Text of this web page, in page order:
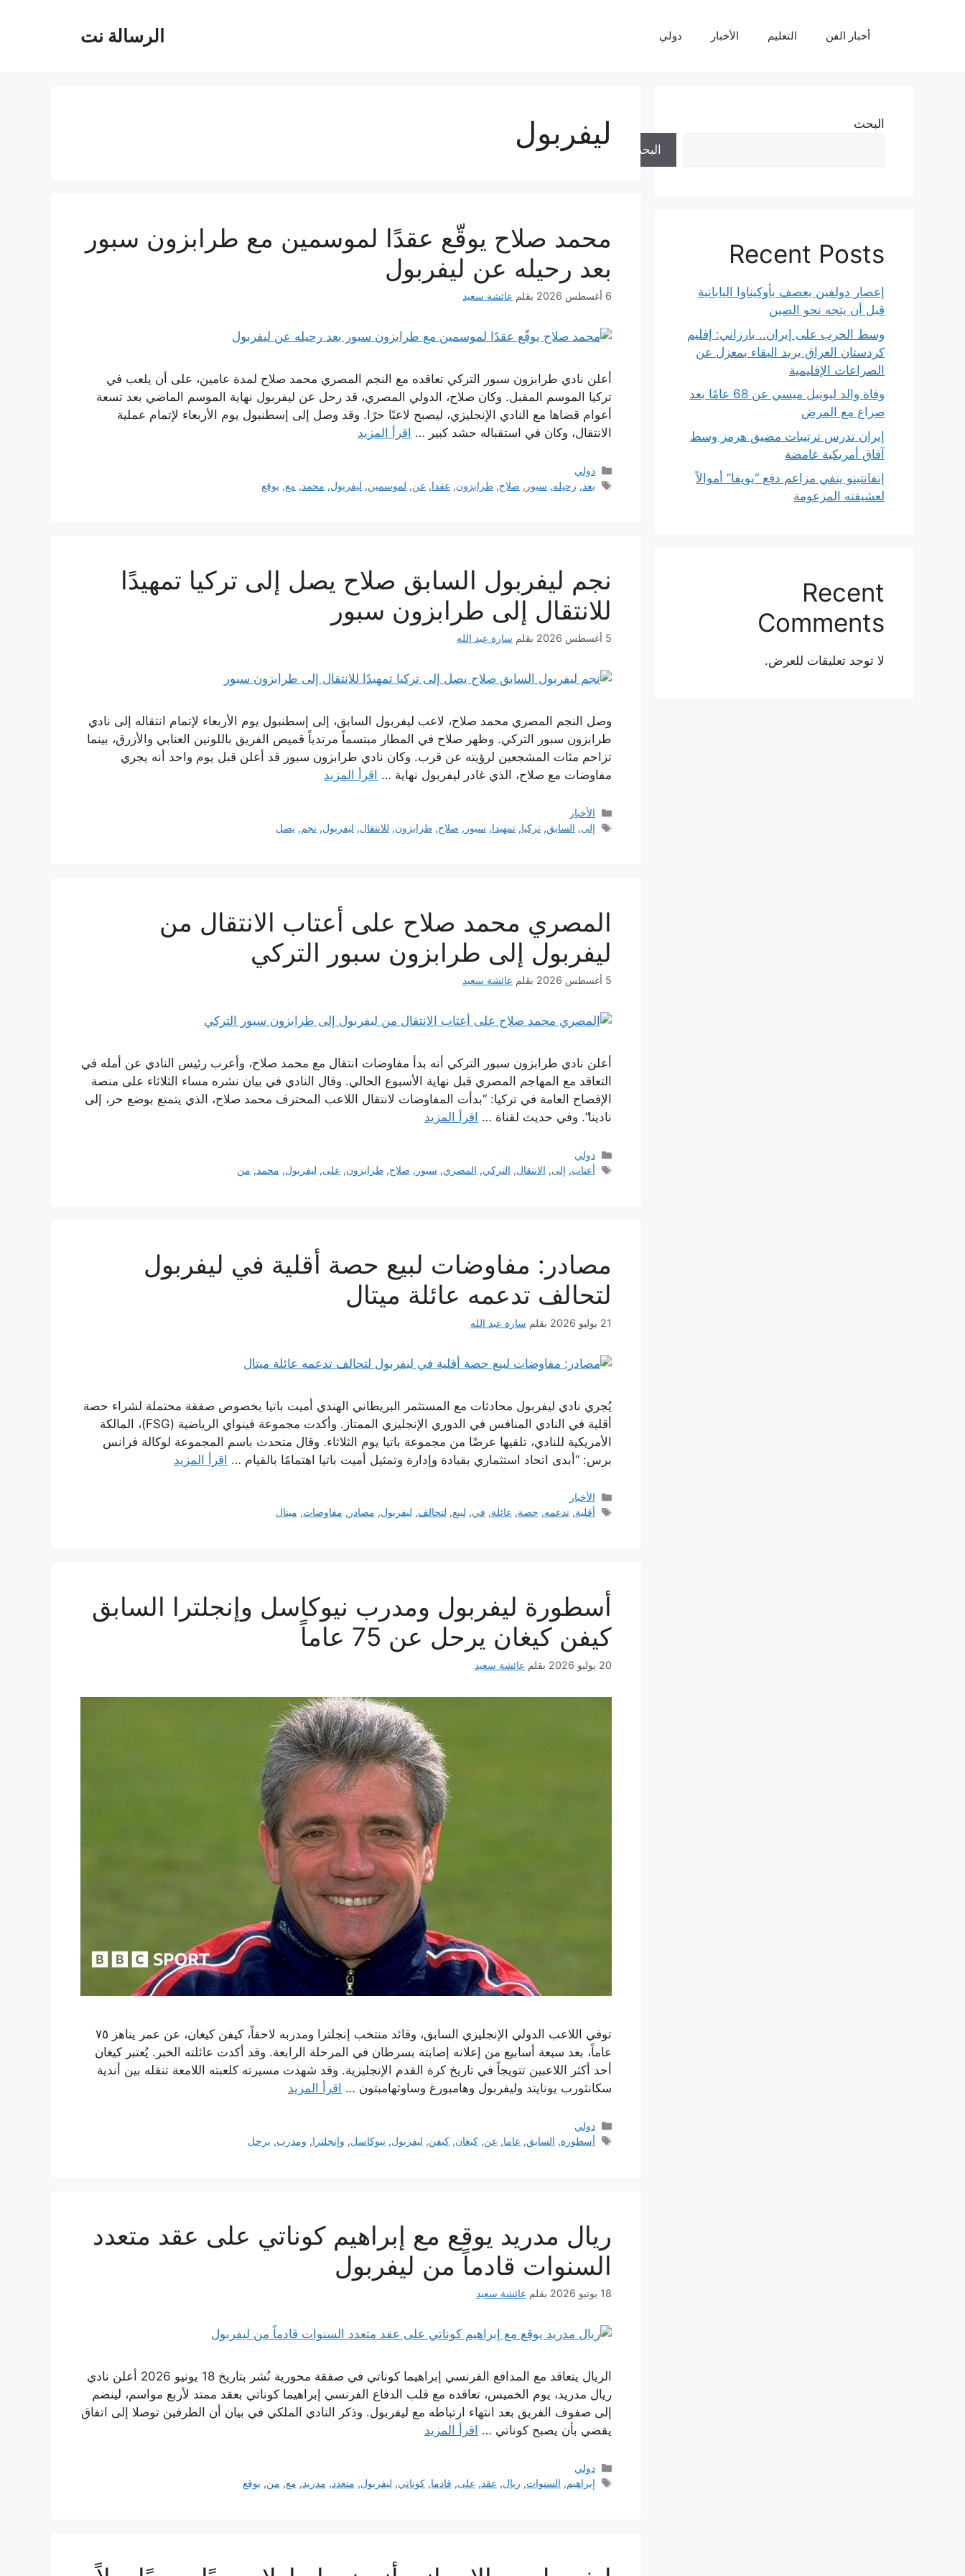
الرسالة نت أخبار الفن التعليم الأخبار دولي
ليفربول
محمد صلاح يوقّع عقدًا لموسمين مع طرابزون سبور
بعد رحيله عن ليفربول
6 أغسطس 2026 بقلم عائشة سعيد
أعلن نادي طرابزون سبور التركي تعاقده مع النجم المصري محمد صلاح لمدة عامين، على أن يلعب في
تركيا الموسم المقبل. وكان صلاح، الدولي المصري، قد رحل عن ليفربول نهاية الموسم الماضي بعد تسعة
أعوام قضاها مع النادي الإنجليزي، ليصبح لاعبًا حرًا. وقد وصل إلى إسطنبول يوم الأربعاء لإتمام عملية
الانتقال، وكان في استقباله حشد كبير … اقرأ المزيد
التصنيفات
دولي
الوسوم
بعد, رحيله, سبور , صلاح,طرابزون, عقدا, عن, لموسمين, ليفربول, محمد, مع, يوقع
نجم ليفربول السابق صلاح يصل إلى تركيا تمهيدًا
للانتقال إلى طرابزون سبور
5 أغسطس 2026 بقلم سارة عبد الله
وصل النجم المصري محمد صلاح، لاعب ليفربول السابق، إلى إسطنبول يوم الأربعاء لإتمام انتقاله إلى نادي
طرابزون سبور التركي. وظهر صلاح في المطار مبتسماً مرتدياً قميص الفريق باللونين العنابي والأزرق، بينما
تزاحم مئات المشجعين لرؤيته عن قرب. وكان نادي طرابزون سبور قد أعلن قبل يوم واحد أنه يجري
مفاوضات مع صلاح، الذي غادر ليفربول نهاية … اقرأ المزيد
التصنيفات
الأخبار
الوسوم
إلى, السابق,تركيا,تمهيدا, سبور , صلاح,طرابزون, للانتقال, ليفربول, نجم, يصل
المصري محمد صلاح على أعتاب الانتقال من
ليفربول إلى طرابزون سبور التركي
5 أغسطس 2026 بقلم عائشة سعيد
أعلن نادي طرابزون سبور التركي أنه بدأ مفاوضات انتقال مع محمد صلاح، وأعرب رئيس النادي عن أمله في
التعاقد مع المهاجم المصري قبل نهاية الأسبوع الحالي. وقال النادي في بيان نشره مساء الثلاثاء على منصة
الإفصاح العامة في تركيا: “بدأت المفاوضات لانتقال اللاعب المحترف محمد صلاح، الذي يتمتع بوضع حر، إلى
نادينا”. وفي حديث لقناة … اقرأ المزيد
التصنيفات
دولي
الوسوم
أعتاب, إلى, الانتقال, التركي, المصري, سبور , صلاح,طرابزون, على, ليفربول, محمد, من
مصادر: مفاوضات لبيع حصة أقلية في ليفربول
لتحالف تدعمه عائلة ميتال
21 يوليو 2026 بقلم سارة عبد الله
يُجري نادي ليفربول محادثات مع المستثمر البريطاني الهندي أميت باتيا بخصوص صفقة محتملة لشراء حصة
أقلية في النادي المنافس في الدوري الإنجليزي الممتاز. وأكدت مجموعة فينواي الرياضية (FSG)، المالكة
الأمريكية للنادي، تلقيها عرضًا من مجموعة باتيا يوم الثلاثاء. وقال متحدث باسم المجموعة لوكالة فرانس
برس: “أبدى اتحاد استثماري بقيادة وإدارة وتمثيل أميت باتيا اهتمامًا بالقيام … اقرأ المزيد
التصنيفات
الأخبار
الوسوم
أقلية,تدعمه, حصة, عائلة, في, لبيع, لتحالف, ليفربول, مصادر , مفاوضات, ميتال
أسطورة ليفربول ومدرب نيوكاسل وإنجلترا السابق
كيفن كيغان يرحل عن 75 عاماً
20 يوليو 2026 بقلم عائشة سعيد
توفي اللاعب الدولي الإنجليزي السابق، وقائد منتخب إنجلترا ومدربه لاحقاً، كيفن كيغان، عن عمر يناهز ٧٥
عاماً، بعد سبعة أسابيع من إعلانه إصابته بسرطان في المرحلة الرابعة. وقد أكدت عائلته الخبر. يُعتبر كيغان
أحد أكثر اللاعبين تتويجاً في تاريخ كرة القدم الإنجليزية. وقد شهدت مسيرته كلعبته اللامعة تنقله بين أندية
سكانثورب يونايتد وليفربول وهامبورغ وساوثهامبتون … اقرأ المزيد
التصنيفات
دولي
الوسوم
أسطورة, السابق, عاما, عن,كيغان,كيفن, ليفربول, نيوكاسل, وإنجلترا, ومدرب, يرحل
ريال مدريد يوقع مع إبراهيم كوناتي على عقد متعدد
السنوات قادماً من ليفربول
18 يونيو 2026 بقلم عائشة سعيد
الريال يتعاقد مع المدافع الفرنسي إبراهيما كوناتي في صفقة محورية نُشر بتاريخ 18 يونيو 2026 أعلن نادي
ريال مدريد، يوم الخميس، تعاقده مع قلب الدفاع الفرنسي إبراهيما كوناتي بعقد ممتد لأربع مواسم، لينضم
إلى صفوف الفريق بعد انتهاء ارتباطه مع ليفربول. وذكر النادي الملكي في بيان أن الطرفين توصلا إلى اتفاق
يقضي بأن يصبح كوناتي … اقرأ المزيد
التصنيفات
دولي
الوسوم
إبراهيم, السنوات, ريال, عقد, على, قادما,كوناتي, ليفربول, متعدد, مدريد, مع, من, يوقع
البحث
البحث
Recent Posts
إعصار دولفين يعصف بأوكيناوا اليابانية
قبل أن يتجه نحو الصين
وسط الحرب على إيران.. بارزاني: إقليم
كردستان العراق يريد البقاء بمعزل عن
الصراعات الإقليمية
وفاة والد ليونيل ميسي عن 68 عامًا بعد
صراع مع المرض
إيران تدرس ترتيبات مضيق هرمز وسط
آفاق أمريكية غامضة
إنفانتينو ينفي مزاعم دفع “يويفا” أموالاً
لعشيقته المزعومة
Recent
Comments
لا توجد تعليقات للعرض.